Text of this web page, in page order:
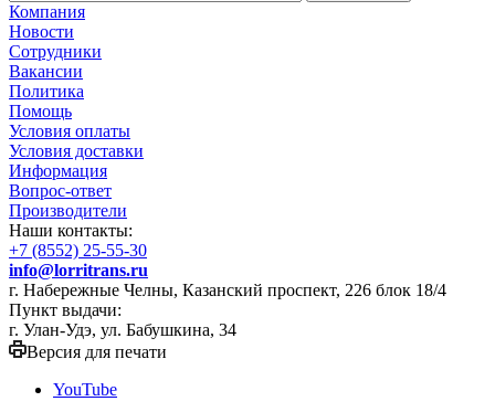
Компания
Новости
Сотрудники
Вакансии
Политика
Помощь
Условия оплаты
Условия доставки
Информация
Вопрос-ответ
Производители
Наши контакты:
+7 (8552) 25-55-30
info@lorritrans.ru
г. Набережные Челны, Казанский проспект, 226 блок 18/4
Пункт выдачи:
г. Улан-Удэ, ул. Бабушкина, 34
Версия для печати
YouTube